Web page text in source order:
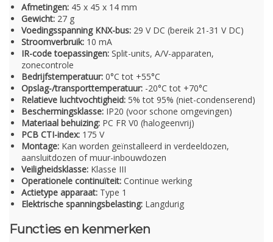
Afmetingen: 45 x 45 x 14 mm
Gewicht: 27 g
Voedingsspanning KNX-bus: 29 V DC (bereik 21-31 V DC)
Stroomverbruik: 10 mA
IR-code toepassingen: Split-units, A/V-apparaten,
zonecontrole
Bedrijfstemperatuur: 0°C tot +55°C
Opslag-/transporttemperatuur: -20°C tot +70°C
Relatieve luchtvochtigheid: 5% tot 95% (niet-condenserend)
Beschermingsklasse: IP20 (voor schone omgevingen)
Materiaal behuizing: PC FR V0 (halogeenvrij)
PCB CTI-index: 175 V
Montage: Kan worden geïnstalleerd in verdeeldozen,
aansluitdozen of muur-inbouwdozen
Veiligheidsklasse: Klasse III
Operationele continuïteit: Continue werking
Actietype apparaat: Type 1
Elektrische spanningsbelasting: Langdurig
Functies en kenmerken